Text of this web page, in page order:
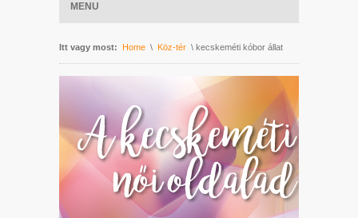
MENU
Itt vagy most: Home \ Köz-tér \ kecskeméti kóbor állat